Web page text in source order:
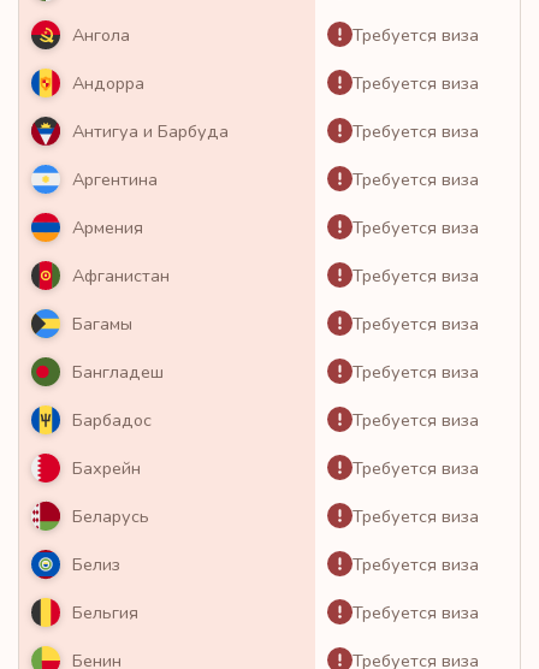
Ангола Требуется виза
Андорра Требуется виза
Антигуа и Барбуда Требуется виза
Аргентина Требуется виза
Армения Требуется виза
Афганистан Требуется виза
Багамы Требуется виза
Бангладеш Требуется виза
Барбадос Требуется виза
Бахрейн Требуется виза
Беларусь Требуется виза
Белиз Требуется виза
Бельгия Требуется виза
Бенин Требуется виза